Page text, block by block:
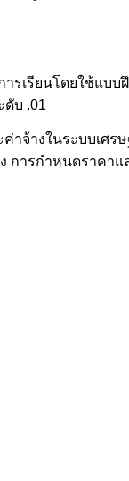
รเรียนโดยใช้แบบ
ดับ .01
าจ้างในระบบเศรษ
การกำหนดราคาแ